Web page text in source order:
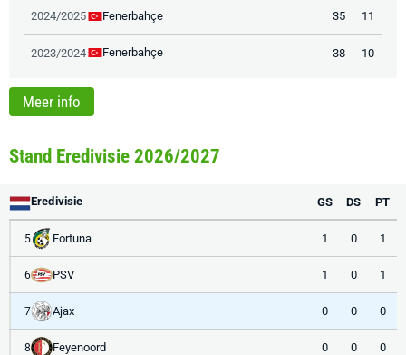
2024/2025 Fenerbahçe 35 11
2023/2024 Fenerbahçe 38 10
Meer info
Stand Eredivisie 2026/2027
Eredivisie GS DS PT
5 Fortuna 1 0 1
6 PSV 1 0 1
7 Ajax 0 0 0
8 Feyenoord 0 0 0